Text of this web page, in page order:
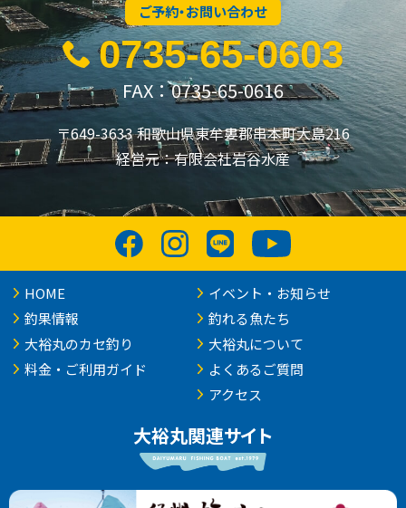
ご予約・お問い合わせ
0735-65-0603
FAX：0735-65-0616
〒649-3633 和歌山県東牟婁郡串本町大島216
経営元：有限会社岩谷水産
大裕丸関連サイト
HOME
釣果情報
大裕丸のカセ釣り
料金・ご利用ガイド
イベント・お知らせ
釣れる魚たち
大裕丸について
よくあるご質問
アクセス